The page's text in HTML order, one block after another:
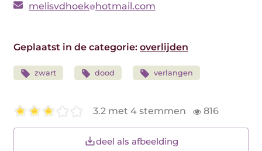
melisvdhoek hotmail.com
Geplaatst in de categorie: overlijden
zwart dood verlangen
3.2 met 4 stemmen 816
deel als afbeelding